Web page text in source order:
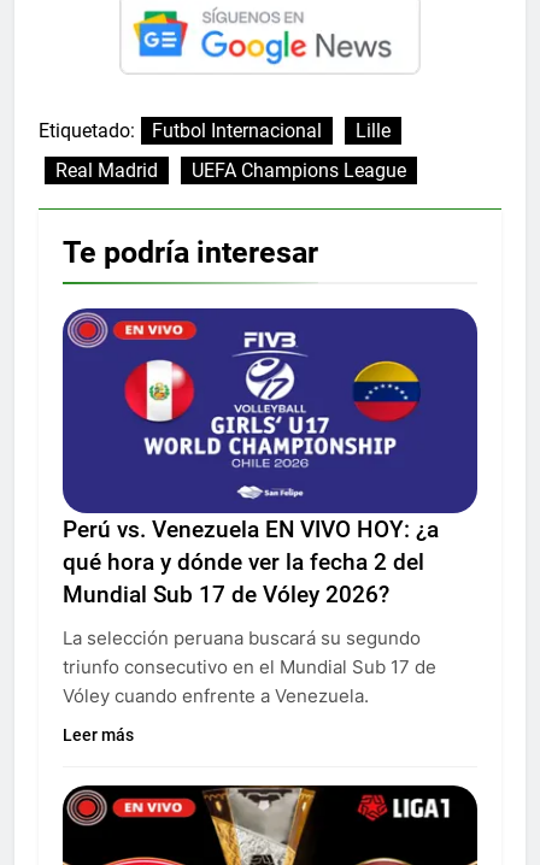
Etiquetado: Futbol Internacional
Lille
Real Madrid
UEFA Champions League
Te podría interesar
Perú vs. Venezuela EN VIVO HOY: ¿a
qué hora y dónde ver la fecha 2 del
Mundial Sub 17 de Vóley 2026?
La selección peruana buscará su segundo
triunfo consecutivo en el Mundial Sub 17 de
Vóley cuando enfrente a Venezuela.
Leer más